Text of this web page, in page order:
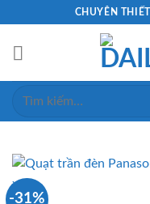
content
CHUYÊN
Tìm
-31%